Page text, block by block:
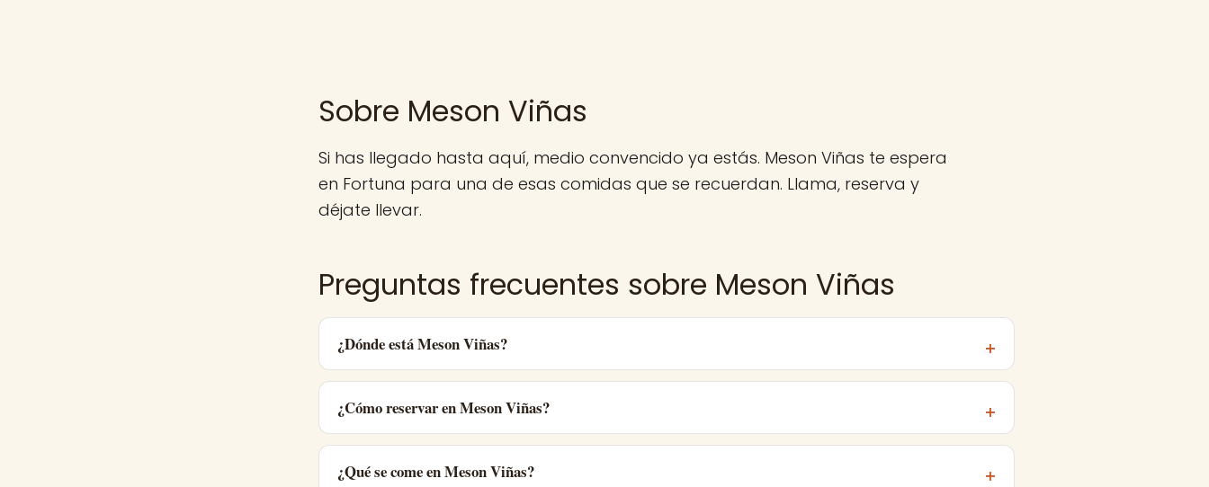
Sobre Meson Viñas
Si has llegado hasta aquí, medio convencido ya estás. Meson Viñas te espera
en Fortuna para una de esas comidas que se recuerdan. Llama, reserva y
déjate llevar.
Preguntas frecuentes sobre Meson Viñas
¿Dónde está Meson Viñas?
¿Cómo reservar en Meson Viñas?
¿Qué se come en Meson Viñas?